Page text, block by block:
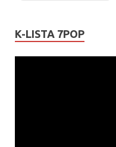
K-LISTA 7POP